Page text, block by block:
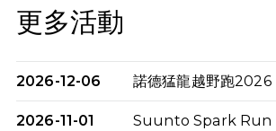
更多活動
2026-12-06 諾德猛龍越野跑2026
2026-11-01 Suunto Spark Run